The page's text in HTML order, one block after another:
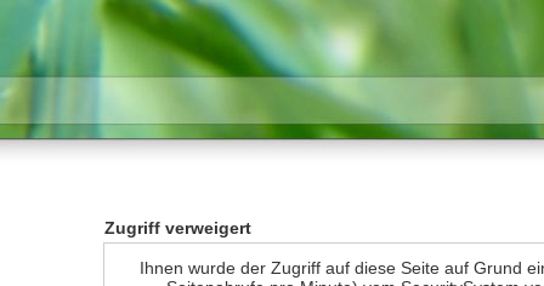
Zugriff verweigert
Ihnen wurde der Zugriff auf diese Seite auf Grund